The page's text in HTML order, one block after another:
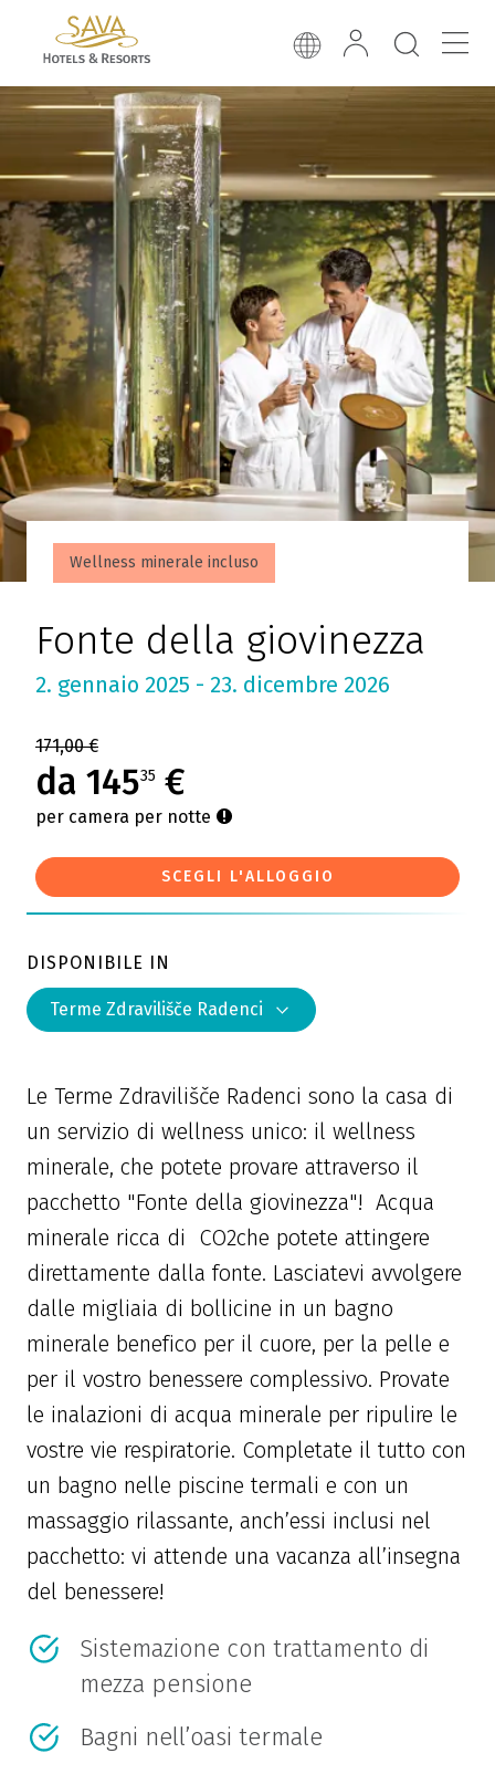
Wellness minerale incluso
Fonte della giovinezza
2. gennaio 2025 - 23. dicembre 2026
171,00 €
da 14535 €
per camera per notte
SCEGLI L'ALLOGGIO
DISPONIBILE IN
Terme Zdravilišče Radenci
Le Terme Zdravilišče Radenci sono la casa di
un servizio di wellness unico: il wellness
minerale, che potete provare attraverso il
pacchetto "Fonte della giovinezza"! Acqua
minerale ricca di CO2che potete attingere
direttamente dalla fonte. Lasciatevi avvolgere
dalle migliaia di bollicine in un bagno
minerale benefico per il cuore, per la pelle e
per il vostro benessere complessivo. Provate
le inalazioni di acqua minerale per ripulire le
vostre vie respiratorie. Completate il tutto con
un bagno nelle piscine termali e con un
massaggio rilassante, anch’essi inclusi nel
pacchetto: vi attende una vacanza all’insegna
del benessere!
Sistemazione con trattamento di
mezza pensione
Bagni nell’oasi termale